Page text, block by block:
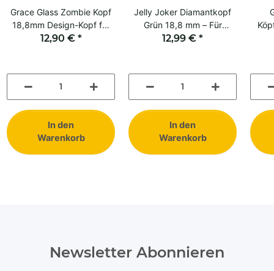
Grace Glass Zombie Kopf
18,8mm Design-Kopf für
Kräuter
12,90 € *
In den
Warenkorb
Jelly Joker Diamantkopf
Grün 18,8 mm – Für
Kräutergenuss
12,99 € *
In den
Warenkorb
Newsletter Abonnieren